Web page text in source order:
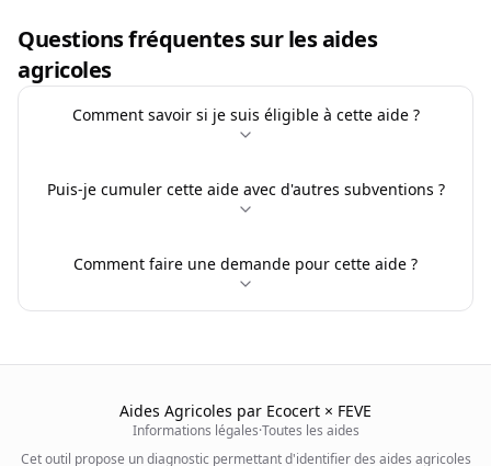
Questions fréquentes sur les aides
agricoles
Comment savoir si je suis éligible à cette aide ?
Puis-je cumuler cette aide avec d'autres subventions ?
Comment faire une demande pour cette aide ?
Aides Agricoles par Ecocert × FEVE
Informations légales·Toutes les aides
Cet outil propose un diagnostic permettant d'identifier des aides agricoles